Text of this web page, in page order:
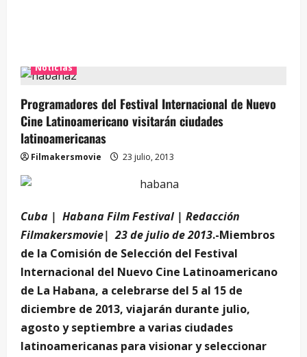
Noticias
Programadores del Festival Internacional de Nuevo
Cine Latinoamericano visitarán ciudades
latinoamericanas
Filmakersmovie 23 julio, 2013
Cuba | Habana Film Festival | Redacción
Filmakersmovie| 23 de julio de 2013.-Miembros
de la Comisión de Selección del Festival
Internacional del Nuevo Cine Latinoamericano
de La Habana, a celebrarse del 5 al 15 de
diciembre de 2013, viajarán durante julio,
agosto y septiembre a varias ciudades
latinoamericanas para visionar y seleccionar